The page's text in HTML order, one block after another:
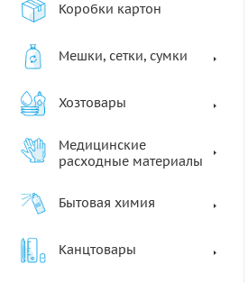
Коробки картон
Мешки, сетки, сумки
Хозтовары
Медицинские
расходные материалы
Бытовая химия
Канцтовары